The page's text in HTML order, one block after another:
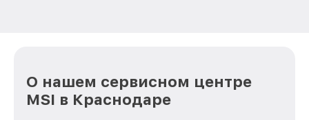
О нашем сервисном центре
MSI в Краснодаре